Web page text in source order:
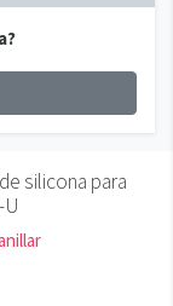
silicona para